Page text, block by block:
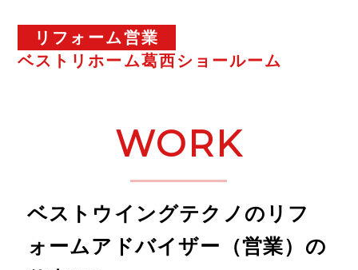
リフォーム営業
ベストリホーム葛西ショールーム
WORK
ベストウイングテクノのリフ
ォームアドバイザー（営業）の